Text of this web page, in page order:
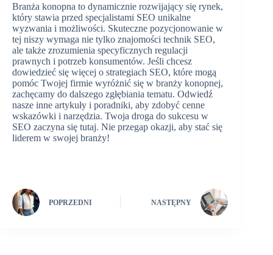
Branża konopna to dynamicznie rozwijający się rynek,
który stawia przed specjalistami SEO unikalne
wyzwania i możliwości. Skuteczne pozycjonowanie w
tej niszy wymaga nie tylko znajomości technik SEO,
ale także zrozumienia specyficznych regulacji
prawnych i potrzeb konsumentów. Jeśli chcesz
dowiedzieć się więcej o strategiach SEO, które mogą
pomóc Twojej firmie wyróżnić się w branży konopnej,
zachęcamy do dalszego zgłębiania tematu. Odwiedź
nasze inne artykuły i poradniki, aby zdobyć cenne
wskazówki i narzędzia. Twoja droga do sukcesu w
SEO zaczyna się tutaj. Nie przegap okazji, aby stać się
liderem w swojej branży!
POPRZEDNI NASTĘPNY